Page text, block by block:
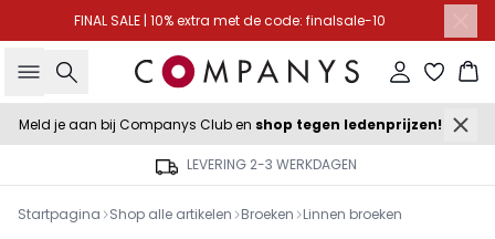
FINAL SALE | 10% extra met de code: finalsale-10
Zoeken Inloggen
Meld je aan bij Companys Club en shop tegen ledenprijzen!
LEVERING 2-3 WERKDAGEN
Startpagina Shop alle artikelen Broeken Linnen broeken